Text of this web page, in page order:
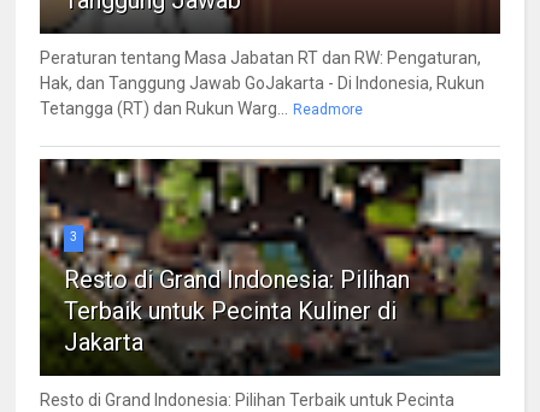
Peraturan tentang Masa Jabatan RT dan RW: Pengaturan,
Hak, dan Tanggung Jawab GoJakarta - Di Indonesia, Rukun
Tetangga (RT) dan Rukun Warg... Readmore
3
Resto di Grand Indonesia: Pilihan
Terbaik untuk Pecinta Kuliner di
Jakarta
Resto di Grand Indonesia: Pilihan Terbaik untuk Pecinta